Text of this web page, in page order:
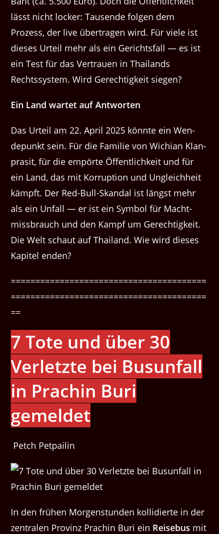
lässt nicht lock­er: Tausende fol­gen dem
Prozess, der live über­tra­gen wird. Für viele ist
dieses Urteil mehr als ein Gerichts­fall — es ist
ein Test für das Ver­trauen in Thai­lands
Rechtssys­tem. Wird Gerechtigkeit siegen?
Ein Land wartet auf Antworten
Das Urteil am 22. April 2025 kön­nte ein Wen­
depunkt sein. Für die Fam­i­lie von Wichi­an Klan­
pr­a­sit, für die empörte Öffentlichkeit und für
ein Land, das mit Kor­rup­tion und Ungle­ich­heit
kämpft. Der Red-Bull-Skan­dal ist längst mehr
als ein Unfall — er ist ein Sym­bol für Macht­
miss­brauch und den Kampf um Gerechtigkeit.
Die Welt schaut auf Thai­land. Wie wird dieses
Kapi­tel enden?
========================================
========================================
==
7 Tote und über 30
Verletzte bei Busunfall
in Prachin Buri
gemeldet
Petch Petpailin
In den frühen Morgenstunden kollidierte in der
zentralen Provinz Prachin Buri ein Reisebus mit